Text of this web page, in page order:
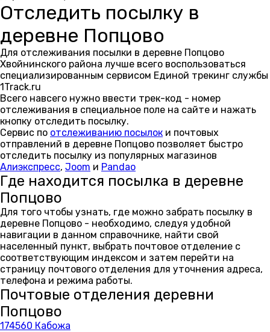
Отследить посылку в
деревне Попцово
Для отслеживания посылки в деревне Попцово
Хвойнинского района лучше всего воспользоваться
специализированным сервисом Единой трекинг службы
1Track.ru
Всего навсего нужно ввести трек-код - номер
отслеживания в специальное поле на сайте и нажать
кнопку отследить посылку.
Сервис по отслеживанию посылок и почтовых
отправлений в деревне Попцово позволяет быстро
отследить посылку из популярных магазинов
Алиэкспресс, Joom и Pandao
Где находится посылка в деревне
Попцово
Для того чтобы узнать, где можно забрать посылку в
деревне Попцово - необходимо, следуя удобной
навигации в данном справочнике, найти свой
населенный пункт, выбрать почтовое отделение с
соответствующим индексом и затем перейти на
страницу почтового отделения для уточнения адреса,
телефона и режима работы.
Почтовые отделения деревни
Попцово
174560 Кабожа